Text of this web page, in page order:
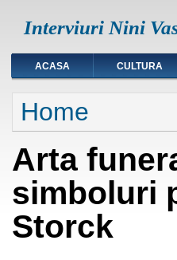
Interviuri Nini
ACASA CULTURA
You are here
Home
Arta
simboluri
Storck